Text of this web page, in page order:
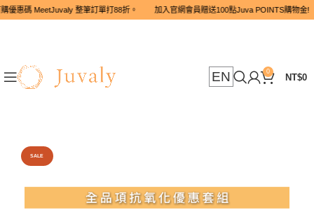
優惠碼 MeetJuvaly 整筆訂單打88折。 加入官網會員贈送100點
EN 0
NT$0